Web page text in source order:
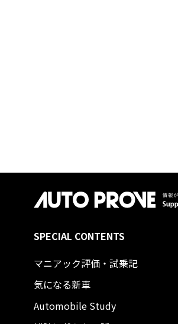
SPECIAL CONTENTS
マニアック評価・試乗記
気になる新車
Automobile Study